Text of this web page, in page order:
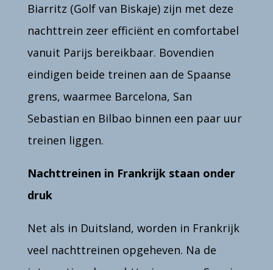
Biarritz (Golf van Biskaje) zijn met deze
nachttrein zeer efficiënt en comfortabel
vanuit Parijs bereikbaar. Bovendien
eindigen beide treinen aan de Spaanse
grens, waarmee Barcelona, San
Sebastian en Bilbao binnen een paar uur
treinen liggen.
Nachttreinen in Frankrijk staan onder
druk
Net als in Duitsland, worden in Frankrijk
veel nachttreinen opgeheven. Na de